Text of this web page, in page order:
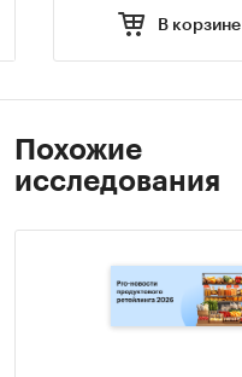
В корзине
Похожие
исследования